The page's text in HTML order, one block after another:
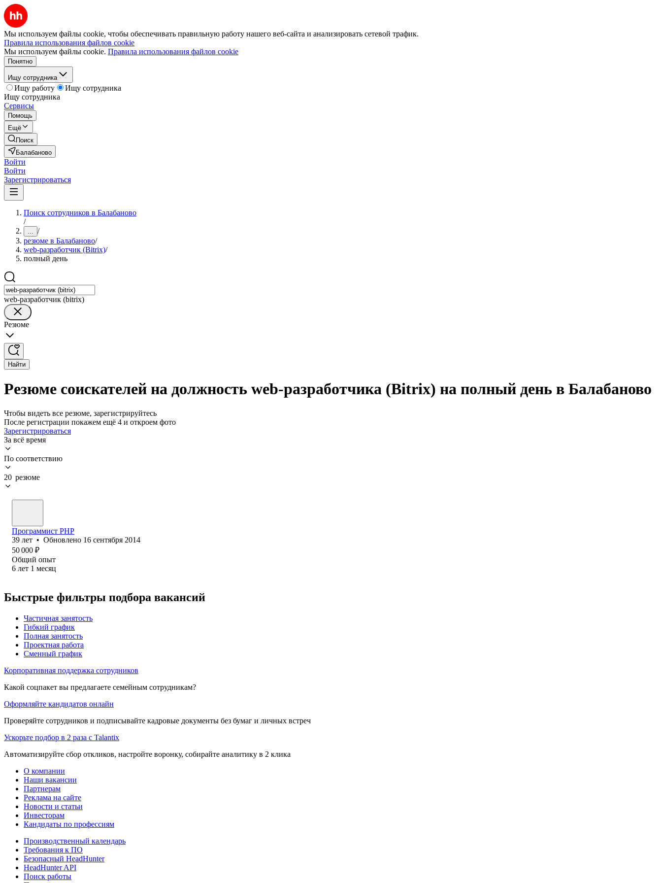
Мы используем файлы cookie, чтобы обеспечивать правильную работу нашего веб-сайта и анализировать сетевой трафик.
Правила использования файлов cookie
Мы используем файлы cookie. Правила использования файлов cookie
Понятно
Ищу сотрудника
Ищу работу
Ищу сотрудника
Ищу сотрудника
Сервисы
Помощь
Ещё
Поиск
Балабаново
Войти
Войти
Зарегистрироваться
Поиск сотрудников в Балабаново
/
... /
резюме в Балабаново/
web-разработчик (Bitrix)/
полный день
web-разработчик (bitrix)
Резюме
Найти
Резюме соискателей на должность web-разработчика (Bitrix) на полный день в Балабаново
Чтобы видеть все резюме, зарегистрируйтесь
После регистрации покажем ещё 4 и откроем фото
Зарегистрироваться
За всё время
По соответствию
20 резюме
Программист PHP
39 лет • Обновлено 16 сентября 2014
50 000 ₽
Общий опыт
6 лет 1 месяц
Быстрые фильтры подбора вакансий
Частичная занятость
Гибкий график
Полная занятость
Проектная работа
Сменный график
Корпоративная поддержка сотрудников
Какой соцпакет вы предлагаете семейным сотрудникам?
Оформляйте кандидатов онлайн
Проверяйте сотрудников и подписывайте кадровые документы без бумаг и личных встреч
Ускорьте подбор в 2 раза с Talantix
Автоматизируйте сбор откликов, настройте воронку, собирайте аналитику в 2 клика
О компании
Наши вакансии
Партнерам
Реклама на сайте
Новости и статьи
Инвесторам
Кандидаты по профессиям
Производственный календарь
Требования к ПО
Безопасный HeadHunter
HeadHunter API
Поиск работы